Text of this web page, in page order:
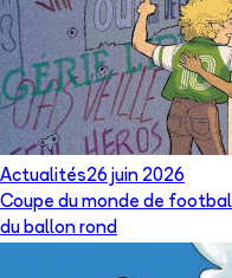
Actualités26 juin 2026
Coupe du monde de
du ballon rond